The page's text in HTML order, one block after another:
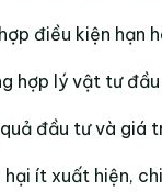
điều kiện hạn
hợp lý vật tư
đầu tư và giá
hại ít xuất hiện,